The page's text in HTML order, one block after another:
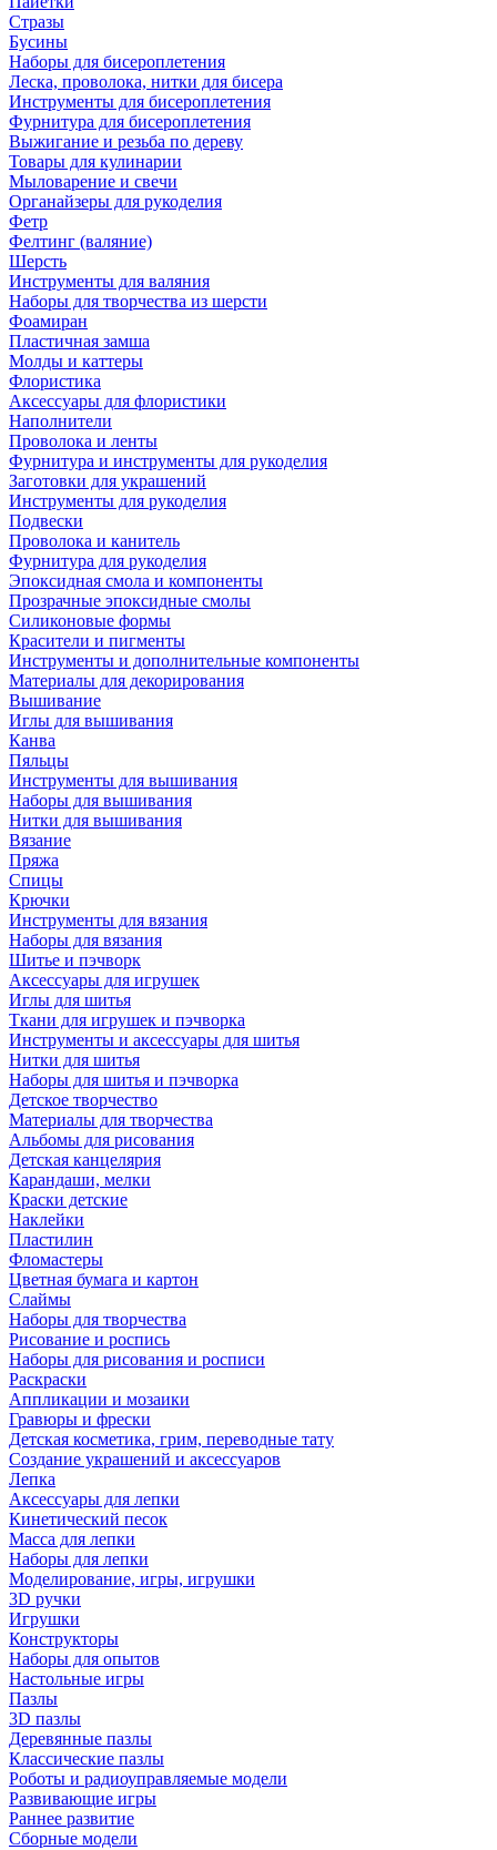
Стразы
Бусины
Наборы для бисероплетения
Леска, проволока, нитки для бисера
Инструменты для бисероплетения
Фурнитура для бисероплетения
Выжигание и резьба по дереву
Товары для кулинарии
Мыловарение и свечи
Органайзеры для рукоделия
Фетр
Фелтинг (валяние)
Шерсть
Инструменты для валяния
Наборы для творчества из шерсти
Фоамиран
Пластичная замша
Молды и каттеры
Флористика
Аксессуары для флористики
Наполнители
Проволока и ленты
Фурнитура и инструменты для рукоделия
Заготовки для украшений
Инструменты для рукоделия
Подвески
Проволока и канитель
Фурнитура для рукоделия
Эпоксидная смола и компоненты
Прозрачные эпоксидные смолы
Силиконовые формы
Красители и пигменты
Инструменты и дополнительные компоненты
Материалы для декорирования
Вышивание
Иглы для вышивания
Канва
Пяльцы
Инструменты для вышивания
Наборы для вышивания
Нитки для вышивания
Вязание
Пряжа
Спицы
Крючки
Инструменты для вязания
Наборы для вязания
Шитье и пэчворк
Аксессуары для игрушек
Иглы для шитья
Ткани для игрушек и пэчворка
Инструменты и аксессуары для шитья
Нитки для шитья
Наборы для шитья и пэчворка
Детское творчество
Материалы для творчества
Альбомы для рисования
Детская канцелярия
Карандаши, мелки
Краски детские
Наклейки
Пластилин
Фломастеры
Цветная бумага и картон
Слаймы
Наборы для творчества
Рисование и роспись
Наборы для рисования и росписи
Раскраски
Аппликации и мозаики
Гравюры и фрески
Детская косметика, грим, переводные тату
Создание украшений и аксессуаров
Лепка
Аксессуары для лепки
Кинетический песок
Масса для лепки
Наборы для лепки
Моделирование, игры, игрушки
3D ручки
Игрушки
Конструкторы
Наборы для опытов
Настольные игры
Пазлы
3D пазлы
Деревянные пазлы
Классические пазлы
Роботы и радиоуправляемые модели
Развивающие игры
Раннее развитие
Сборные модели